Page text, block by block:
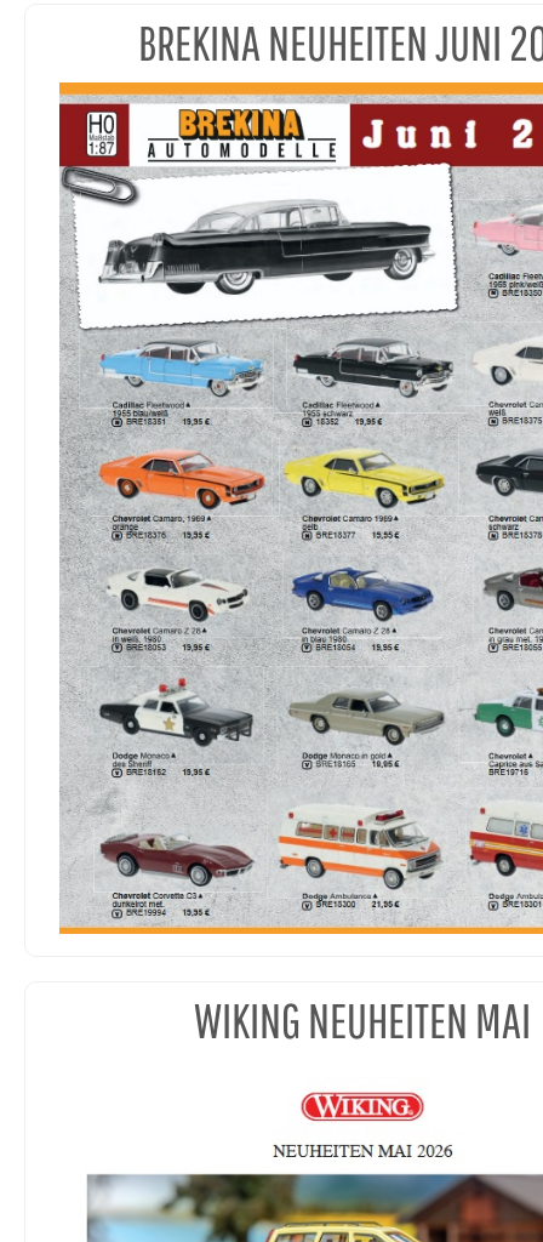
BREKINA NEUHEITEN JUNI
WIKING NEUHEITEN MAI